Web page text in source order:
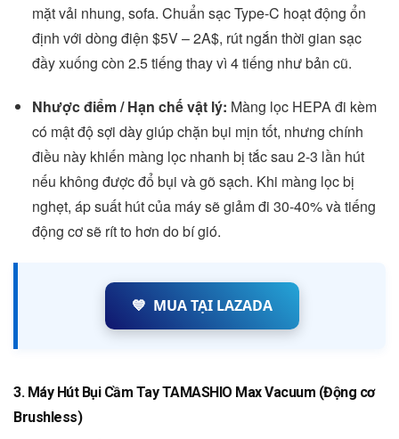
mặt vải nhung, sofa. Chuẩn sạc Type-C hoạt động ổn
định với dòng điện $5V – 2A$, rút ngắn thời gian sạc
đầy xuống còn 2.5 tiếng thay vì 4 tiếng như bản cũ.
Nhược điểm / Hạn chế vật lý: Màng lọc HEPA đi kèm
có mật độ sợi dày giúp chặn bụi mịn tốt, nhưng chính
điều này khiến màng lọc nhanh bị tắc sau 2-3 lần hút
nếu không được đổ bụi và gõ sạch. Khi màng lọc bị
nghẹt, áp suất hút của máy sẽ giảm đi 30-40% và tiếng
động cơ sẽ rít to hơn do bí gió.
💙 MUA TẠI LAZADA
3. Máy Hút Bụi Cầm Tay TAMASHIO Max Vacuum (Động cơ
Brushless)